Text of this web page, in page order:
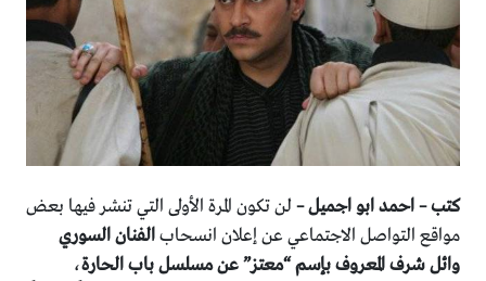
كتب – احمد ابو اجميل –لن تكون المرة الأولى التي تنشر فيها بعض
مواقع التواصل الاجتماعي عن إعلان انسحابالفنان السوري
وائل شرف المعروف بإسم “معتز” عن مسلسل باب الحارة،